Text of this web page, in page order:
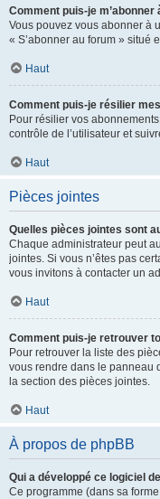
Comment puis-je
Vous pouvez vous abonner à
« S’abonner au forum » situé
Haut
Comment puis-je résilier
Pour résilier vos
contrôle de l’utilisateur et
Haut
Pièces jointes
Quelles pièces jointes sont
Chaque administrateur peut
jointes. Si vous n’êtes pas
vous invitons à contacter un
Haut
Comment puis-je retrouver
Pour retrouver la liste des
vous rendre dans le panneau
la section des pièces jointes.
Haut
À propos de phpBB
Qui a développé ce logiciel
Ce programme (dans sa